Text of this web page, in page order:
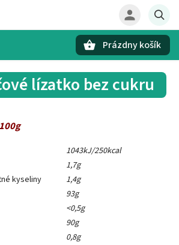
Prázdny košík
lízatko bez cukru
1043kJ/250kcal
1,7g
kyseliny
1,4g
93g
<0,5g
90g
0,8g